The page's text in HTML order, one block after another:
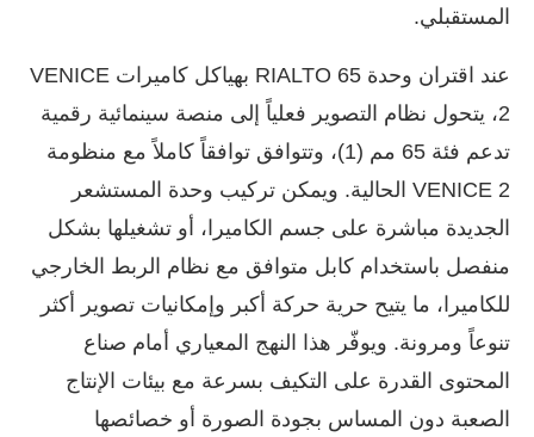
المستقبلي.
عند اقتران وحدة RIALTO 65 بهياكل كاميرات VENICE
2، يتحول نظام التصوير فعلياً إلى منصة سينمائية رقمية
تدعم فئة 65 مم (1)، وتتوافق توافقاً كاملاً مع منظومة
VENICE 2 الحالية. ويمكن تركيب وحدة المستشعر
الجديدة مباشرة على جسم الكاميرا، أو تشغيلها بشكل
منفصل باستخدام كابل متوافق مع نظام الربط الخارجي
للكاميرا، ما يتيح حرية حركة أكبر وإمكانيات تصوير أكثر
تنوعاً ومرونة. ويوفّر هذا النهج المعياري أمام صناع
المحتوى القدرة على التكيف بسرعة مع بيئات الإنتاج
الصعبة دون المساس بجودة الصورة أو خصائصها